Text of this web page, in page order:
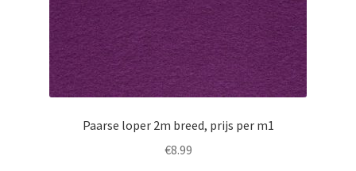
Paarse loper 2m breed, prijs per m1
€8.99